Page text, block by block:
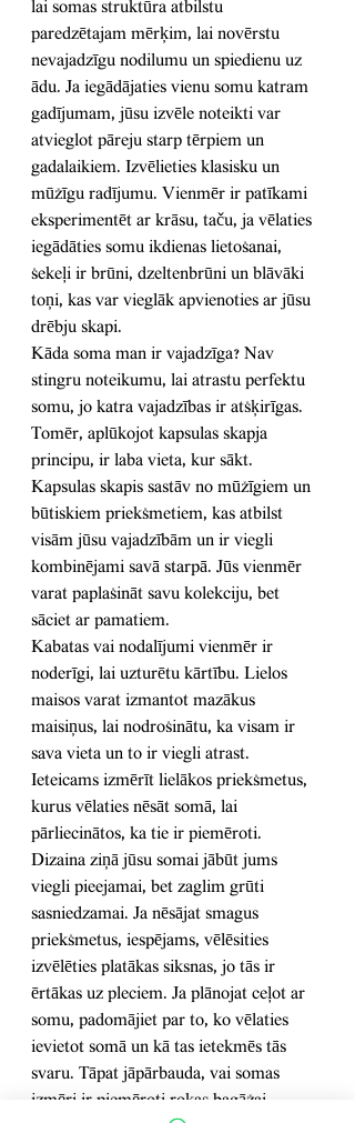
lai somas struktūra atbilstu
paredzētajam mērķim, lai novērstu
nevajadzīgu nodilumu un spiedienu uz
ādu. Ja iegādājaties vienu somu katram
gadījumam, jūsu izvēle noteikti var
atvieglot pāreju starp tērpiem un
gadalaikiem. Izvēlieties klasisku un
mūžīgu radījumu. Vienmēr ir patīkami
eksperimentēt ar krāsu, taču, ja vēlaties
iegādāties somu ikdienas lietošanai,
šekeļi ir brūni, dzeltenbrūni un blāvāki
toņi, kas var vieglāk apvienoties ar jūsu
drēbju skapi.
Kāda soma man ir vajadzīga? Nav
stingru noteikumu, lai atrastu perfektu
somu, jo katra vajadzības ir atšķirīgas.
Tomēr, aplūkojot kapsulas skapja
principu, ir laba vieta, kur sākt.
Kapsulas skapis sastāv no mūžīgiem un
būtiskiem priekšmetiem, kas atbilst
visām jūsu vajadzībām un ir viegli
kombinējami savā starpā. Jūs vienmēr
varat paplašināt savu kolekciju, bet
sāciet ar pamatiem.
Kabatas vai nodalījumi vienmēr ir
noderīgi, lai uzturētu kārtību. Lielos
maisos varat izmantot mazākus
maisiņus, lai nodrošinātu, ka visam ir
sava vieta un to ir viegli atrast.
Ieteicams izmērīt lielākos priekšmetus,
kurus vēlaties nēsāt somā, lai
pārliecinātos, ka tie ir piemēroti.
Dizaina ziņā jūsu somai jābūt jums
viegli pieejamai, bet zaglim grūti
sasniedzamai. Ja nēsājat smagus
priekšmetus, iespējams, vēlēsities
izvēlēties platākas siksnas, jo tās ir
ērtākas uz pleciem. Ja plānojat ceļot ar
somu, padomājiet par to, ko vēlaties
ievietot somā un kā tas ietekmēs tās
svaru. Tāpat jāpārbauda, ​​vai somas
izmēri ir piemēroti rokas bagāžai.